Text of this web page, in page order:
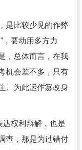
比较少见的作弊
，要动用多方力
，总体而言，在我
机会差不多，只有
。为此运作篡改身
权利辩解，也是
查，那是为过错付